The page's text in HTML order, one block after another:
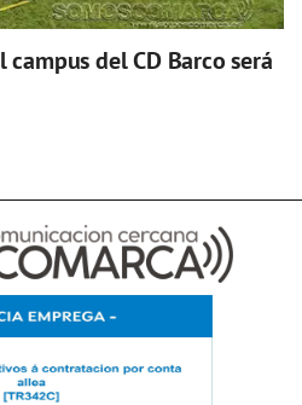
del CD Barco será